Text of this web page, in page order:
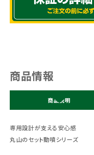
商品情報
商品説明
専用設計が支える安心感
丸山のセット動噴シリーズ